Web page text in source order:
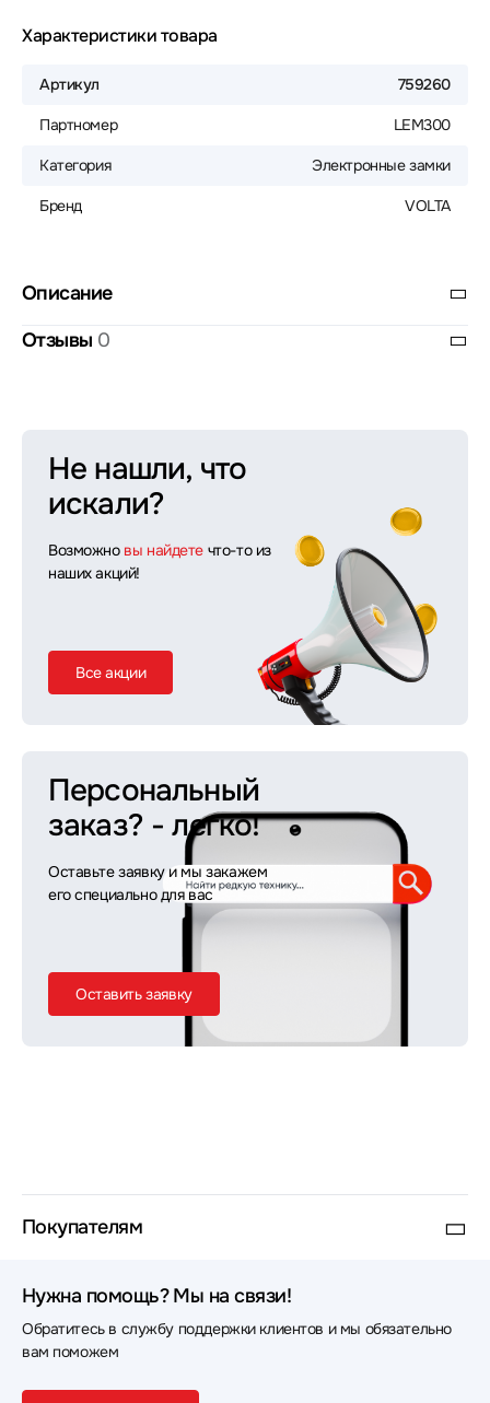
Характеристики товара
Артикул 759260
Партномер LEM300
Категория Электронные замки
Бренд VOLTA
Описание
Отзывы 0
Не нашли, что
искали?
Возможно вы найдете что-то из
наших акций!
Все акции
Персональный
заказ? - легко!
Оставьте заявку и мы закажем
его специально для вас
Оставить заявку
Покупателям
Нужна помощь? Мы на связи!
Обратитесь в службу поддержки клиентов и мы обязательно
вам поможем